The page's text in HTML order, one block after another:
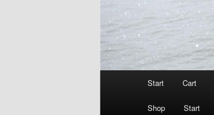
Start Cart
Shop Start